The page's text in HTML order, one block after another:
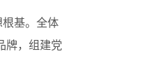
根基。全体
牌，组建党